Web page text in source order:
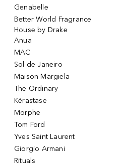
Genabelle
Better World Fragrance
House by Drake
Anua
MAC
Sol de Janeiro
Maison Margiela
The Ordinary
Kérastase
Morphe
Tom Ford
Yves Saint Laurent
Giorgio Armani
Rituals